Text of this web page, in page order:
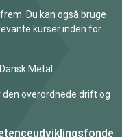
Du kan også bruge
kurser inden for
Metal.
den overordnede drift og